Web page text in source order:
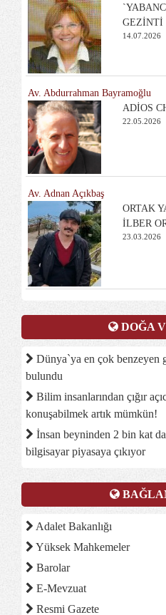
GEZİNTİ
14.07.2026
Av. Abdurrahman Bayramoğlu
ADİOS
22.05.2026
Av. Adnan Açıkbaş
ORTAK
İLBER
23.03.2026
DOĞA
Dünya`ya en çok benzeyen
bulundu
Bilim insanlarından çığır
konuşabilmek artık mümkün!
İnsan beyninden 2 bin kat
bilgisayar piyasaya çıkıyor
Adalet Bakanlığı
Yüksek Mahkemeler
Barolar
E-Mevzuat
Resmi Gazete